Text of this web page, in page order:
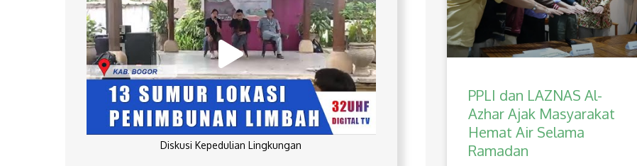
Diskusi Kepedulian Lingkungan
PPLI dan LAZNAS Al-
Azhar Ajak Masyarakat
Hemat Air Selama
Ramadan